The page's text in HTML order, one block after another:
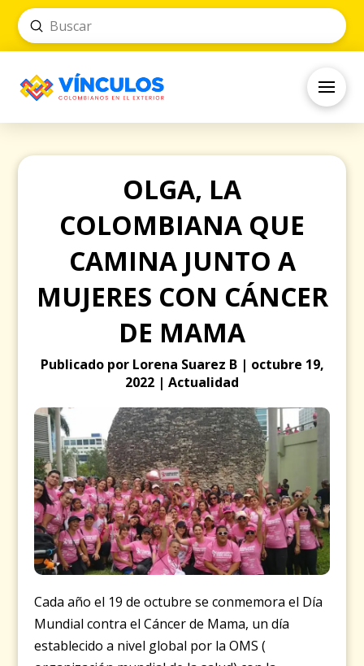
Search
Submit
OLGA, LA
COLOMBIANA QUE
CAMINA JUNTO A
MUJERES CON CÁNCER
DE MAMA
Publicado por Lorena Suarez B | octubre 19,
2022 | Actualidad
Cada año el 19 de octubre se conmemora el Día
Mundial contra el Cáncer de Mama, un día
establecido a nivel global por la OMS (